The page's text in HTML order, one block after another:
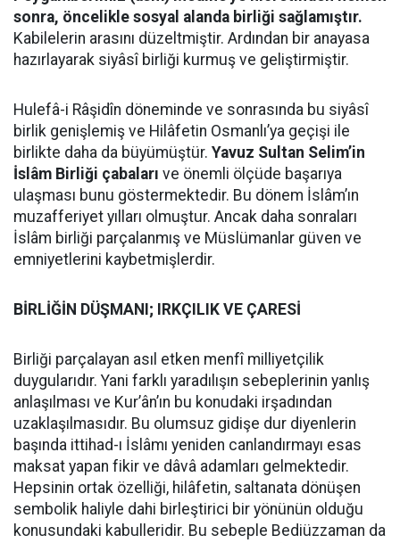
sonra, öncelikle sosyal alanda birliği sağlamıştır.
Kabilelerin arasını düzeltmiştir. Ardından bir anayasa
hazırlayarak siyâsî birliği kurmuş ve geliştirmiştir.
Hulefâ-i Râşidîn döneminde ve sonrasında bu siyâsî
birlik genişlemiş ve Hilâfetin Osmanlı’ya geçişi ile
birlikte daha da büyümüştür. Yavuz Sultan Selim’in
İslâm Birliği çabaları ve önemli ölçüde başarıya
ulaşması bunu göstermektedir. Bu dönem İslâm’ın
muzafferiyet yılları olmuştur. Ancak daha sonraları
İslâm birliği parçalanmış ve Müslümanlar güven ve
emniyetlerini kaybetmişlerdir.
BİRLİĞİN DÜŞMANI; IRKÇILIK VE ÇARESİ
Birliği parçalayan asıl etken menfî milliyetçilik
duygularıdır. Yani farklı yaradılışın sebeplerinin yanlış
anlaşılması ve Kur’ân’ın bu konudaki irşadından
uzaklaşılmasıdır. Bu olumsuz gidişe dur diyenlerin
başında ittihad-ı İslâmı yeniden canlandırmayı esas
maksat yapan fikir ve dâvâ adamları gelmektedir.
Hepsinin ortak özelliği, hilâfetin, saltanata dönüşen
sembolik haliyle dahi birleştirici bir yönünün olduğu
konusundaki kabulleridir. Bu sebeple Bediüzzaman da